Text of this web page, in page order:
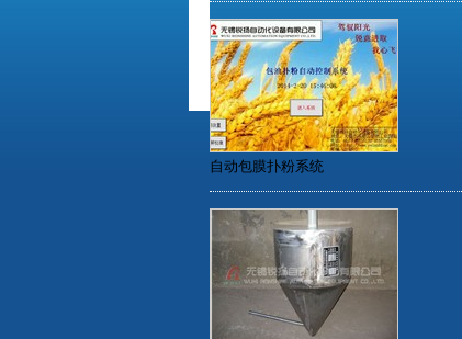
自动包膜扑粉系统